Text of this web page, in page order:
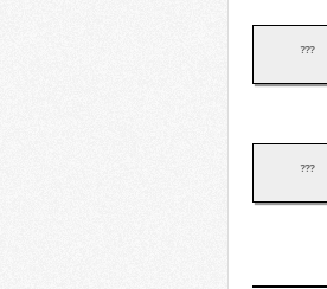
???
???